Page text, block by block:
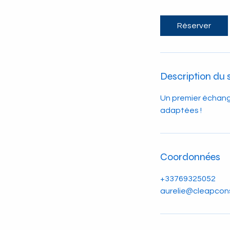
Réserver
Description du
Un premier
adaptées !
Coordonnées
+33769325052